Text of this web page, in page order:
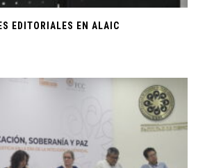
EDITORIALES EN ALAIC